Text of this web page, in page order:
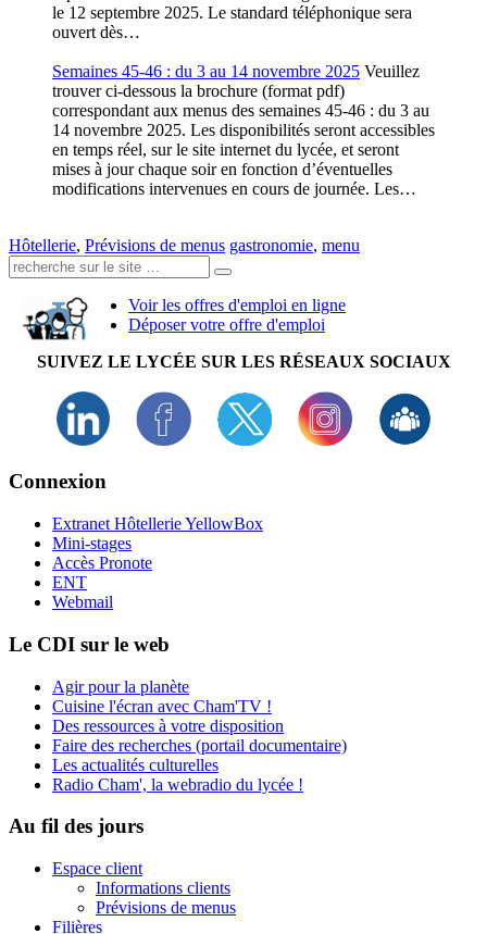
le 12 septembre 2025. Le standard téléphonique sera
ouvert dès…
Semaines 45-46 : du 3 au 14 novembre 2025 Veuillez
trouver ci-dessous la brochure (format pdf)
correspondant aux menus des semaines 45-46 : du 3 au
14 novembre 2025. Les disponibilités seront accessibles
en temps réel, sur le site internet du lycée, et seront
mises à jour chaque soir en fonction d’éventuelles
modifications intervenues en cours de journée. Les…
Hôtellerie, Prévisions de menus gastronomie, menu
Recherche:
Voir les offres d'emploi en ligne
Déposer votre offre d'emploi
SUIVEZ LE LYCÉE SUR LES RÉSEAUX SOCIAUX
Connexion
Extranet Hôtellerie YellowBox
Mini-stages
Accès Pronote
ENT
Webmail
Le CDI sur le web
Agir pour la planète
Cuisine l'écran avec Cham'TV !
Des ressources à votre disposition
Faire des recherches (portail documentaire)
Les actualités culturelles
Radio Cham', la webradio du lycée !
Au fil des jours
Espace client
Informations clients
Prévisions de menus
Filières